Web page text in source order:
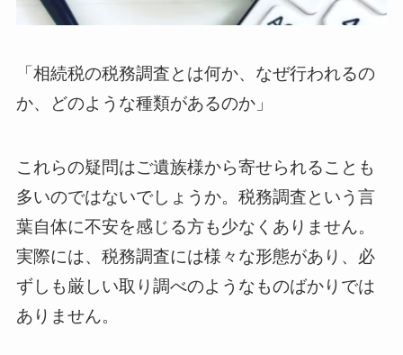
「相続税の税務調査とは何か、なぜ行われるの
か、どのような種類があるのか」
これらの疑問はご遺族様から寄せられることも
多いのではないでしょうか。税務調査という言
葉自体に不安を感じる方も少なくありません。
実際には、税務調査には様々な形態があり、必
ずしも厳しい取り調べのようなものばかりでは
ありません。